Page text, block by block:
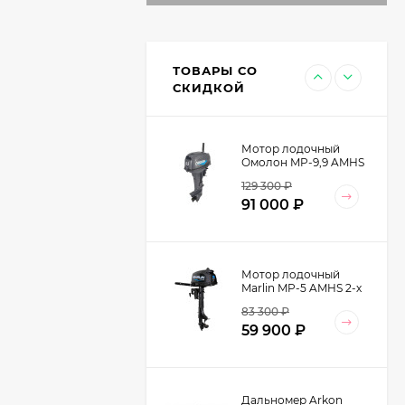
ТОВАРЫ СО
СКИДКОЙ
Кожа натуральная
цвет Хаки
9 990
Мотор лодочный
Омолон MP-9,9 AMHS
129 300₽
91 000 ₽
Мотор лодочный
Marlin MP-5 AMHS 2-х
83 300₽
59 900 ₽
Дальномер Arkon